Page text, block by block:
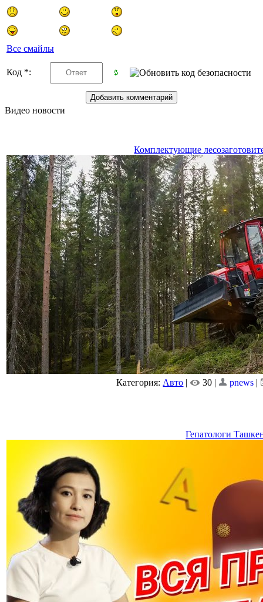
Все смайлы
Код *:
Видео новости
Комплектующие
Категория: Авто | 30 | pnews |
Гепатологи